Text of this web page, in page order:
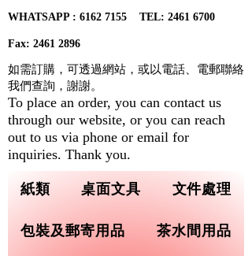
WHATSAPP : 6162 7155​ TEL: 2461 6700
Fax: 2461 2896
紙類 桌面文具 文件處理
包裝及郵寄用品 茶水間用品
如需訂購，可透過網站，或以電話、電郵聯絡
我們查詢， 謝謝。
To place an order, you can contact us
through our website, or you can reach
out to us via phone or email for
inquiries. Thank you.